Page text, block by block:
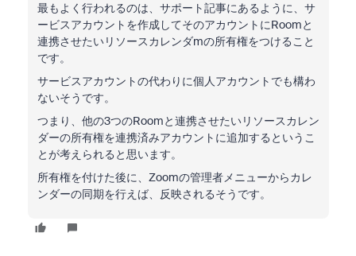
最もよく行われるのは、サポート記事にあるように、サ
ービスアカウントを作成してそのアカウントにRoomと
連携させたいリソースカレンダmの所有権をつけること
です。
サービスアカウントの代わりに個人アカウントでも構わ
ないそうです。
つまり、他の3つのRoomと連携させたいリソースカレン
ダーの所有権を連携済みアカウントに追加するというこ
とが考えられると思います。
所有権を付けた後に、Zoomの管理者メニューからカレ
ンダーの同期を行えば、反映されるそうです。